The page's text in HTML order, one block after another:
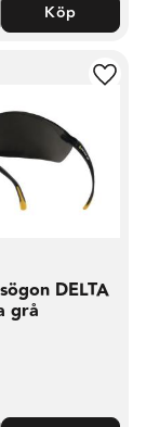
Köp
DELTA
grå